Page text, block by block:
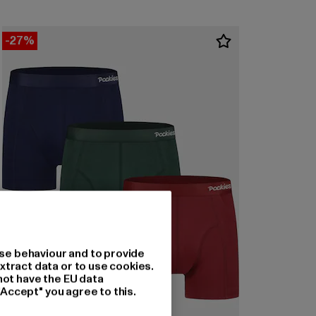
-27%
behaviour and to provide
data or to use cookies.
have the EU data
you agree to this.